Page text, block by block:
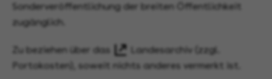
Sonderveröffentlichung der breiten Öffentlichkeit
zugänglich.
Zu beziehen über das Landesarchiv (zzgl.
Portokosten), soweit nichts anderes vermerkt ist.